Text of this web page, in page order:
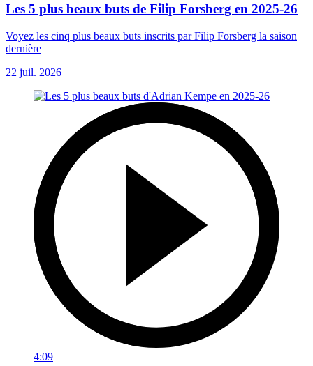
Les 5 plus beaux buts de Filip Forsberg en 2025-26
Voyez les cinq plus beaux buts inscrits par Filip Forsberg la saison
dernière
22 juil. 2026
4:09